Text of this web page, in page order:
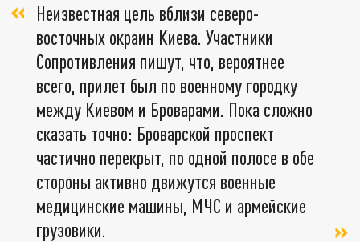
Неизвестная цель вблизи северо-
восточных окраин Киева. Участники
Сопротивления пишут, что, вероятнее
всего, прилет был по военному городку
между Киевом и Броварами. Пока сложно
сказать точно: Броварской проспект
частично перекрыт, по одной полосе в обе
стороны активно движутся военные
медицинские машины, МЧС и армейские
грузовики.